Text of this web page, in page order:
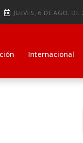
JUEVES, 6 DE AGO. DE
Internacional